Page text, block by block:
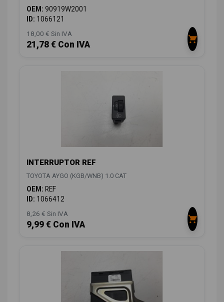
OEM: 90919W2001
ID: 1066121
18,00 € Sin IVA
21,78 € Con IVA
INTERRUPTOR REF
TOYOTA AYGO (KGB/WNB) 1.0 CAT
OEM: REF
ID: 1066412
8,26 € Sin IVA
9,99 € Con IVA